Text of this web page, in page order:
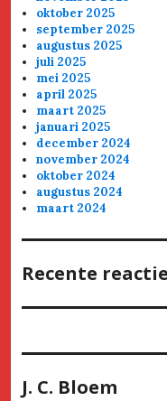
oktober 2025
september 2025
augustus 2025
juli 2025
mei 2025
april 2025
maart 2025
januari 2025
december 2024
november 2024
oktober 2024
augustus 2024
maart 2024
Recente
J. C. Bloem